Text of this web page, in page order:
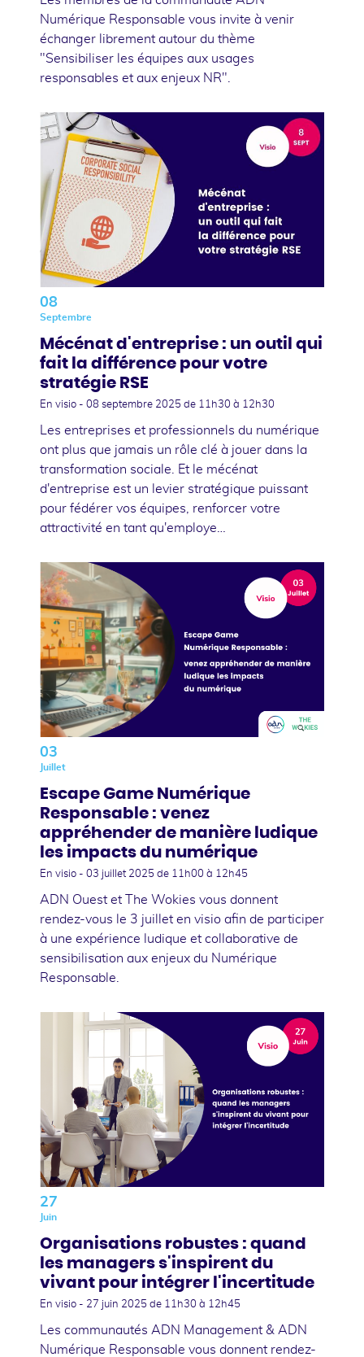
Numérique Responsable vous invite à venir
échanger librement autour du thème
"Sensibiliser les équipes aux usages
responsables et aux enjeux NR".
08
Septembre
Mécénat d'entreprise : un outil qui
fait la différence pour votre
stratégie RSE
En visio - 08 septembre 2025 de 11h30 à 12h30
Les entreprises et professionnels du numérique
ont plus que jamais un rôle clé à jouer dans la
transformation sociale. Et le mécénat
d'entreprise est un levier stratégique puissant
pour fédérer vos équipes, renforcer votre
attractivité en tant qu'employe…
03
Juillet
Escape Game Numérique
Responsable : venez
appréhender de manière ludique
les impacts du numérique
En visio - 03 juillet 2025 de 11h00 à 12h45
ADN Ouest et The Wokies vous donnent
rendez-vous le 3 juillet en visio afin de participer
à une expérience ludique et collaborative de
sensibilisation aux enjeux du Numérique
Responsable.
27
Juin
Organisations robustes : quand
les managers s'inspirent du
vivant pour intégrer l'incertitude
En visio - 27 juin 2025 de 11h30 à 12h45
Les communautés ADN Management & ADN
Numérique Responsable vous donnent rendez-